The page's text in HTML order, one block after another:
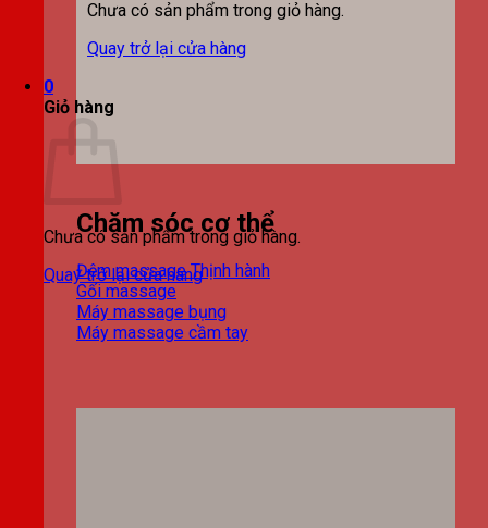
Chưa có sản phẩm trong giỏ hàng.
Quay trở lại cửa hàng
0
Giỏ hàng
Chưa có sản phẩm trong giỏ hàng.
Quay trở lại cửa hàng
Chăm sóc cơ thể
Đệm massage
Gối massage
Máy massage bụng
Máy massage cầm tay